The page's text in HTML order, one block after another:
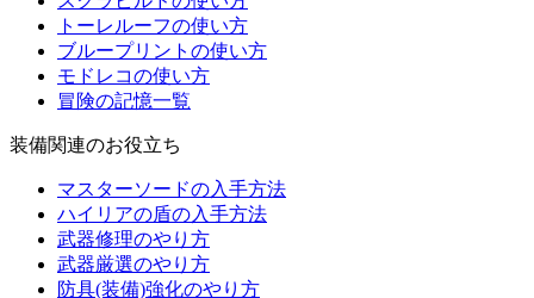
トーレルーフの使い方
ブループリントの使い方
モドレコの使い方
冒険の記憶一覧
装備関連のお役立ち
マスターソードの入手方法
ハイリアの盾の入手方法
武器修理のやり方
武器厳選のやり方
防具(装備)強化のやり方